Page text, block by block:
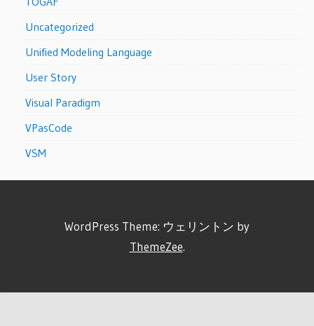
Uncategorized
Unified Modeling Language
User Story
Visual Paradigm
VPasCode
VSM
WordPress Theme: ウェリントン by
ThemeZee.